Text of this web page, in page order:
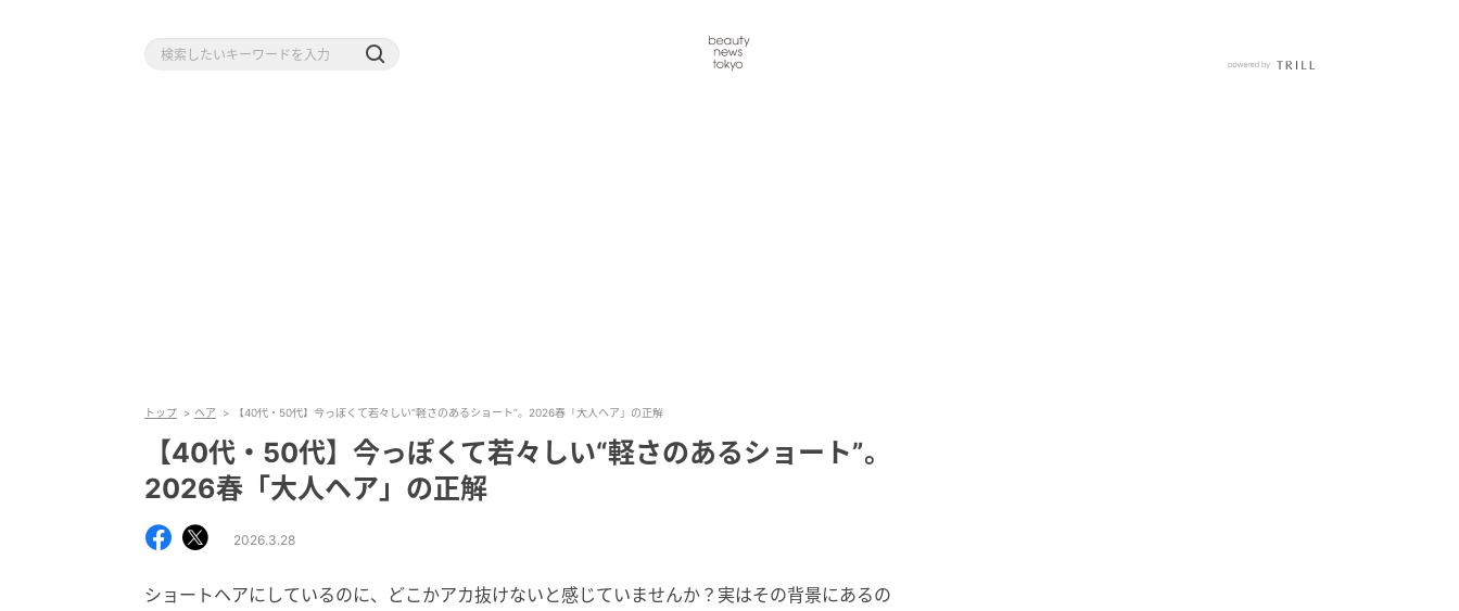
トップ ヘア 【40代・50代】今っぽくて若々しい“軽さのあるショート”。2026春「大人ヘア」の正解
【40代・50代】今っぽくて若々しい“軽さのあるショート”。
2026春「大人ヘア」の正解
2026.3.28
ショートヘアにしているのに、どこかアカ抜けないと感じていませんか？実はその背景にあるの